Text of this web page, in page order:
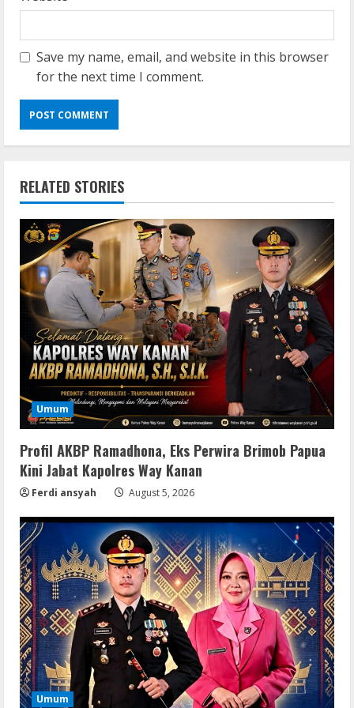
Save my name, email, and website in this browser
for the next time I comment.
RELATED STORIES
Umum
Profil AKBP Ramadhona, Eks Perwira Brimob Papua
Kini Jabat Kapolres Way Kanan
Ferdi ansyah August 5, 2026
Umum